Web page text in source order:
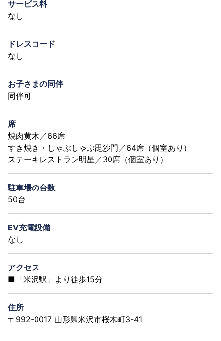
サービス料
なし
ドレスコード
なし
お子さまの同伴
同伴可
席
焼肉黄木／66席
すき焼き・しゃぶしゃぶ毘沙門／64席（個室あり）
ステーキレストラン明星／30席（個室あり）
駐車場の台数
50台
EV充電設備
なし
アクセス
■「米沢駅」より徒歩15分
住所
〒992-0017 山形県米沢市桜木町3-41